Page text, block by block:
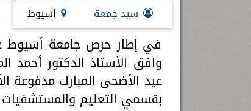
سيد جمعة أسيوط
في إطار حرص جامعة أسيوط على
وافق الأستاذ الدكتور
عيد الأضحى المبارك مدفوعة
بقسمي التعليم والمستشفيات